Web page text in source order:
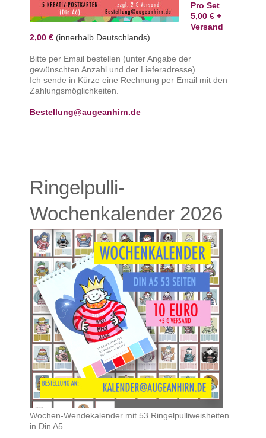
Pro Set
5,00 € +
Versand
2,00 € (innerhalb Deutschlands)
Bitte per Email bestellen (unter Angabe der
gewünschten Anzahl und der Lieferadresse).
Ich sende in Kürze eine Rechnung per Email mit den
Zahlungsmöglichkeiten.
Bestellung@augeanhirn.de
Ringelpulli-
Wochenkalender 2026
Wochen-Wendekalender mit 53 Ringelpulliweisheiten
in Din A5